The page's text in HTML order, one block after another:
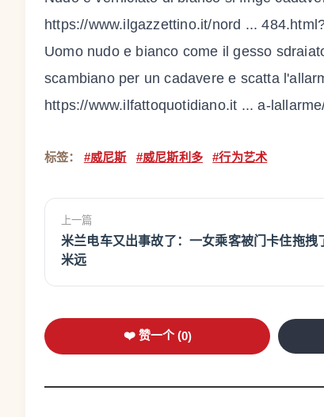
https://www.ilgazzettino.it/nord ...
Uomo nudo e bianco come il gesso
scambiano per un cadavere e scatta
https://www.ilfattoquotidiano.it ... a-
标签： #威尼斯 #威尼斯利多 #行为艺术
上一篇
米兰电车又出事故了：一女乘客被门卡住拖拽
米远
❤️ 赞一个 (0)